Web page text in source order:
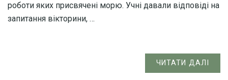
роботи яких присвячені морю. Учні давали відповіді на
запитання вікторини, …
ЧИТАТИ ДАЛІ